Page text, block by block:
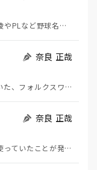
夏の甲子園が始まった。その裏側で、広陵やPLなど野球名門校（だった）の不祥事のその後について、「熱…
奈良 正哉
一時期トヨタと販売台数世界一を競っていた、フォルクスワーゲンの経営がピンチだ（7月11日日経）。そ…
奈良 正哉
自衛隊が中国製ウイルス感染USBを長年使っていたことが発覚して問題になっている（7月2日日経）。筆…